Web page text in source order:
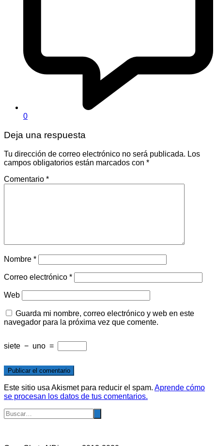
0
Deja una respuesta
Tu dirección de correo electrónico no será publicada. Los
campos obligatorios están marcados con *
Comentario *
Nombre *
Correo electrónico *
Web
Guarda mi nombre, correo electrónico y web en este
navegador para la próxima vez que comente.
siete − uno =
Este sitio usa Akismet para reducir el spam. Aprende cómo
se procesan los datos de tus comentarios.